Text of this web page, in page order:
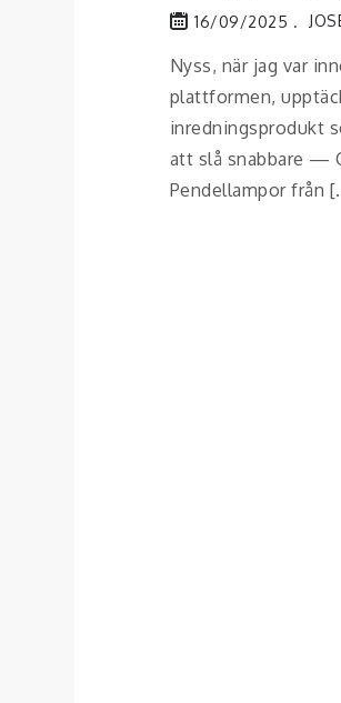
16/09/2025
Nyss, när jag var
plattformen,
inredningsprodukt
att slå snabbare —
Pendellampor från